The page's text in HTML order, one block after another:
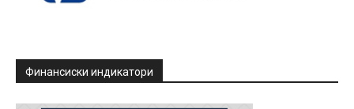
Финансиски индикатори